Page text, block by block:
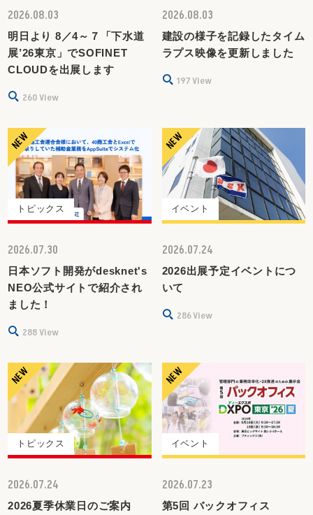
2026.07.24
2026夏季休業日のご案内
2026.07.23
第5回 バックオフィス DXPO 東京'26で「WinActor」を
よりオープンで 多角的な共生・共創拠点
2026.08.03
明日より 8／4～７「下水道
展’26東京」でSOFINET
CLOUDを出展します
260View
2026.08.03
建設の様子を記録したタイム
ラプス映像を更新しました
197View
トピックス
2026.07.30
日本ソフト開発がdesknet's
NEO公式サイトで紹介され
ました！
288View
イベント
2026.07.24
2026出展予定イベントにつ
いて
286View
トピックス
2026.07.24
2026夏季休業日のご案内
イベント
2026.07.23
第5回 バックオフィス